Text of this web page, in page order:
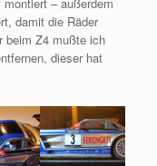
damit die Räder
beim Z4 mußte ich
dieser hat